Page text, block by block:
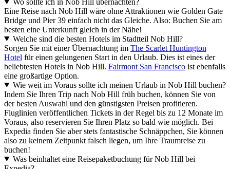
Eine Reise nach Nob Hill wäre ohne Attraktionen wie Golden Gate
Bridge und Pier 39 einfach nicht das Gleiche. Also: Buchen Sie am
besten eine Unterkunft gleich in der Nähe!
Welche sind die besten Hotels im Stadtteil Nob Hill?
Sorgen Sie mit einer Übernachtung im The Scarlet Huntington
Hotel für einen gelungenen Start in den Urlaub. Dies ist eines der
beliebtesten Hotels in Nob Hill. Fairmont San Francisco ist ebenfalls
eine großartige Option.
Wie weit im Voraus sollte ich meinen Urlaub in Nob Hill buchen?
Indem Sie Ihren Trip nach Nob Hill früh buchen, können Sie von
der besten Auswahl und den günstigsten Preisen profitieren.
Fluglinien veröffentlichen Tickets in der Regel bis zu 12 Monate im
Voraus, also reservieren Sie Ihren Platz so bald wie möglich. Bei
Expedia finden Sie aber stets fantastische Schnäppchen, Sie können
also zu keinem Zeitpunkt falsch liegen, um Ihre Traumreise zu
buchen!
Was beinhaltet eine Reisepaketbuchung für Nob Hill bei